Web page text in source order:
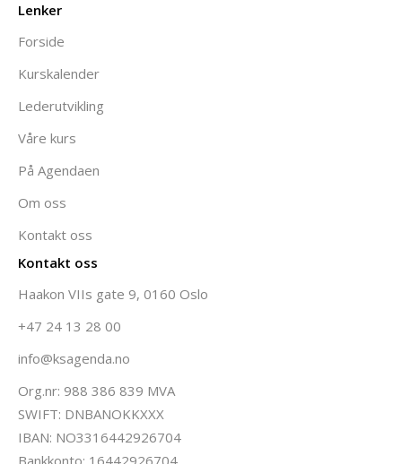
Lenker
Forside
Kurskalender
Lederutvikling
Våre kurs
På Agendaen
Om oss
Kontakt oss
Kontakt oss
Haakon VIIs gate 9, 0160 Oslo
+47 24 13 28 00
info@ksagenda.no
Org.nr: 988 386 839 MVA
SWIFT: DNBANOKKXXX
IBAN: NO3316442926704